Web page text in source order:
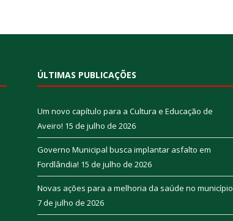
ÚLTIMAS PUBLICAÇÕES
Um novo capítulo para a Cultura e Educação de
Aveiro! 15 de julho de 2026
Governo Municipal busca implantar asfalto em
Fordlândia! 15 de julho de 2026
Novas ações para a melhoria da saúde no município
7 de julho de 2026